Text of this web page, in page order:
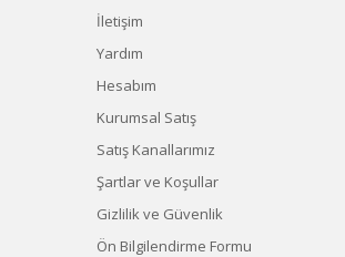
İletişim
Yardım
Hesabım
Kurumsal Satış
Satış Kanallarımız
Şartlar ve Koşullar
Gizlilik ve Güvenlik
Ön Bilgilendirme Formu